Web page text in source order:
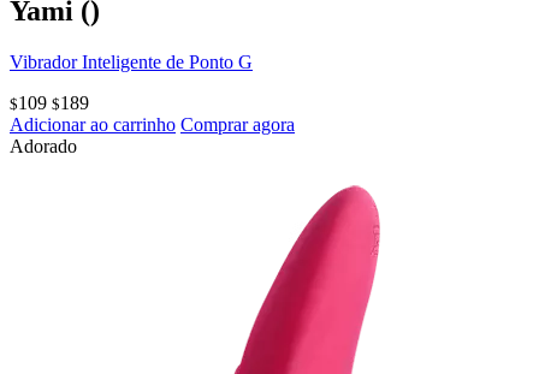
Yami ()
Vibrador Inteligente de Ponto G
$109 $189
Adicionar ao carrinho Comprar agora
Adorado